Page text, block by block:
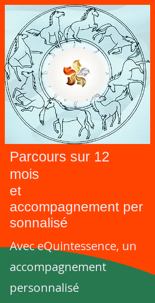
Parcours sur 12
mois
et
accompagnement per
sonnalisé
Avec eQuintessence, un
accompagnement
personnalisé